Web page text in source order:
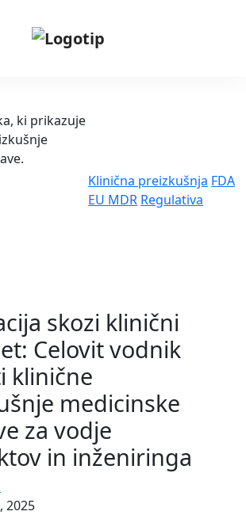
Klinična preizkušnja FDA
EU MDR Regulativa
skozi klinični
Celovit vodnik
klinične
medicinske
za vodje
in inženiringa
2025